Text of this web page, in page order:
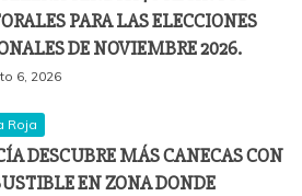
PARA LAS ELECCIONES
DE NOVIEMBRE 2026.
6, 2026
Roja
DESCUBRE MÁS CANECAS CON
EN ZONA DONDE